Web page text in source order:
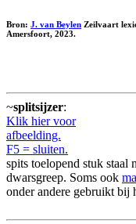
Bron: J. van Beylen Zeilvaart
Amersfoort, 2023.
~splitsijzer:
Klik hier voor
afbeelding.
F5 = sluiten.
spits toelopend stuk staal
dwarsgreep. Soms ook
onder andere gebruikt bij